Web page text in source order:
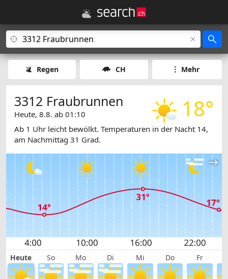
Regen CH Mehr
18°
3312 Fraubrunnen
Heute, 8.8. ab 01:10
Ab 1 Uhr leicht bewölkt. Temperaturen in der Nacht 14,
am Nachmittag 31 Grad.
Heute So Mo Di Mi Do Fr